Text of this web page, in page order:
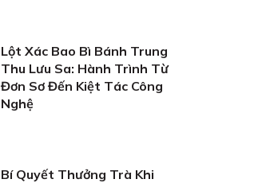
Lột Xác Bao Bì Bánh Trung
Thu Lưu Sa: Hành Trình Từ
Đơn Sơ Đến Kiệt Tác Công
Nghệ
Bí Quyết Thưởng Trà Khi